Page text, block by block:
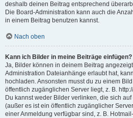
deshalb deinen Beitrag entsprechend
Die Board-Administration kann auch die
in einem Beitrag benutzen kannst.
Nach oben
Kann ich Bilder in meine Beiträge einfügen?
Ja, Bilder können in deinem Beitrag
Administration Dateianhänge erlaubt hat,
hochladen. Ansonsten musst du zu einem
öffentlich zugänglichen Server liegt, z. B.
Du kannst weder Bilder verlinken, die sich
(außer es ist ein öffentlich zugänglicher
einer Anmeldung verfügbar sind, z. B.